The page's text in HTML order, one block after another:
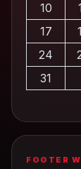
10
17
24
31
FOOTER